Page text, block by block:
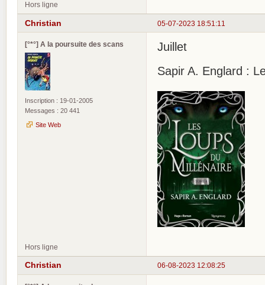
Hors ligne
05-07-2023 18:51:11
Christian
[°*°] A la poursuite des scans
Inscription : 19-01-2005
Messages : 20 441
Site Web
Juillet
Sapir A. Englard :
Hors ligne
06-08-2023 12:08:25
Christian